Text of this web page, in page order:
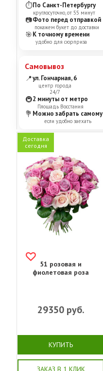
⏱По Санкт-Петербургу
круглосуточно, от 55 минут
📷Фото перед отправкой
покажем букет до доставки
🎯К точному времени
удобно для сюрприза
Самовывоз
📍ул. Гончарная, 6
центр города
24/7
🚇2 минуты от метро
Площадь Восстания
💐 Можно забрать самому
если удобно заехать
Доставка
сегодня
51 розовая и
фиолетовая роза
29350руб.
КУПИТЬ
ЗАКАЗ В 1 КЛИК